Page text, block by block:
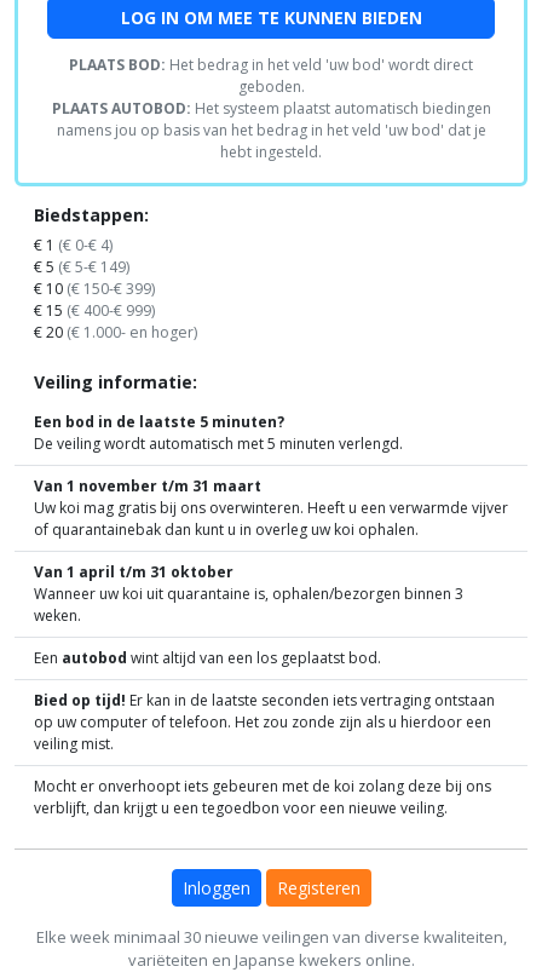
LOG IN OM MEE TE KUNNEN BIEDEN
PLAATS BOD: Het bedrag in het veld 'uw bod' wordt direct
geboden.
PLAATS AUTOBOD: Het systeem plaatst automatisch biedingen
namens jou op basis van het bedrag in het veld 'uw bod' dat je
hebt ingesteld.
Biedstappen:
€ 1 (€ 0-€ 4)
€ 5 (€ 5-€ 149)
€ 10 (€ 150-€ 399)
€ 15 (€ 400-€ 999)
€ 20 (€ 1.000- en hoger)
Veiling informatie:
Een bod in de laatste 5 minuten?
De veiling wordt automatisch met 5 minuten verlengd.
Van 1 november t/m 31 maart
Uw koi mag gratis bij ons overwinteren. Heeft u een verwarmde vijver
of quarantainebak dan kunt u in overleg uw koi ophalen.
Van 1 april t/m 31 oktober
Wanneer uw koi uit quarantaine is, ophalen/bezorgen binnen 3
weken.
Een autobod wint altijd van een los geplaatst bod.
Bied op tijd! Er kan in de laatste seconden iets vertraging ontstaan
op uw computer of telefoon. Het zou zonde zijn als u hierdoor een
veiling mist.
Mocht er onverhoopt iets gebeuren met de koi zolang deze bij ons
verblijft, dan krijgt u een tegoedbon voor een nieuwe veiling.
Inloggen Registeren
Elke week minimaal 30 nieuwe veilingen van diverse kwaliteiten,
variëteiten en Japanse kwekers online.